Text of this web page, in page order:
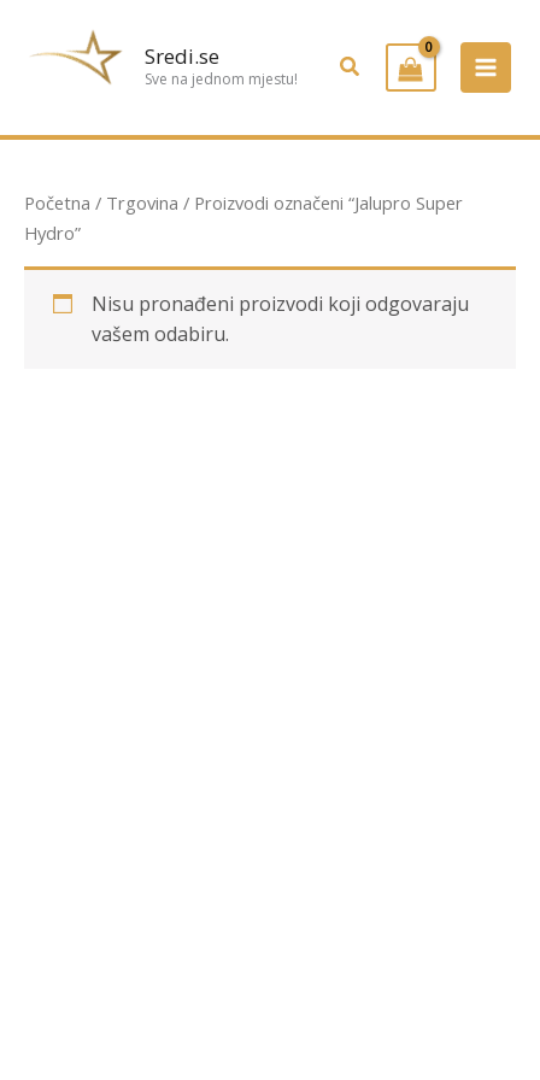
Sredi.se
Sve na jednom mjestu! Pretraživanje
Početna / Trgovina / Proizvodi označeni “Jalupro Super
Hydro”
Nisu pronađeni proizvodi koji odgovaraju
vašem odabiru.